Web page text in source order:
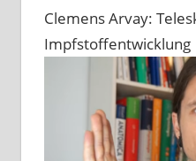
Clemens Arvay:
Impfstoffentwicklung